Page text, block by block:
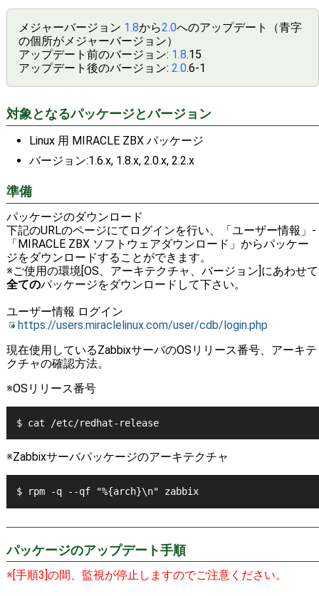
メジャーバージョン 1.8から2.0へのアップデート（青字
の個所がメジャーバージョン）
アップデート前のバージョン: 1.8.15
アップデート後のバージョン: 2.0.6-1
対象となるパッケージとバージョン
Linux 用 MIRACLE ZBX パッケージ
バージョン:1.6.x, 1.8.x, 2.0.x, 2.2.x
準備
パッケージのダウンロード
下記のURLのページにてログインを行い、「ユーザー情報」-
「MIRACLE ZBX ソフトウェアダウンロード」からパッケー
ジをダウンロードすることができます。
※ご使用の環境[OS、アーキテクチャ、バージョン]にあわせて
全てのパッケージをダウンロードして下さい。
ユーザー情報 ログイン
https://users.miraclelinux.com/user/cdb/login.php
現在使用しているZabbixサーバのOSリリース番号、アーキテ
クチャの確認方法。
※OSリリース番号
$ cat /etc/redhat-release
※Zabbixサーバパッケージのアーキテクチャ
$ rpm -q --qf "%{arch}\n" zabbix
パッケージのアップデート手順
※[手順3]の間、監視が停止しますのでご注意ください。